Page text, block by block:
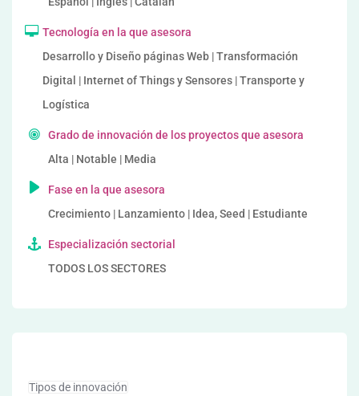
Tecnología en la que asesora
Desarrollo y Diseño páginas Web | Transformación
Digital | Internet of Things y Sensores | Transporte y
Logística
Grado de innovación de los proyectos que asesora
Alta | Notable | Media
Fase en la que asesora
Crecimiento | Lanzamiento | Idea, Seed | Estudiante
Especialización sectorial
TODOS LOS SECTORES
Tipos de innovación